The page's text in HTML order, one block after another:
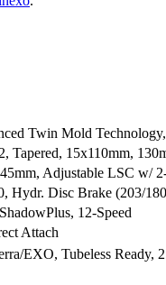
Twin Mold
Tapered, 15x110mm,
Adjustable LSC w/
Hydr. Disc Brake (203/
12-Speed
Attach
EXO, Tubeless